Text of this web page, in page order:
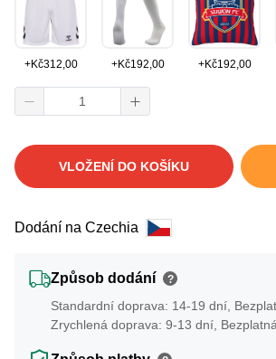
+Kč312,00 +Kč192,00 +Kč192,00
VLOŽENÍ DO KOŠÍKU
Dodání na Czechia
Způsob dodání ?
Standardní doprava: 14-19 dní,
Zrychlená doprava: 9-13 dní,